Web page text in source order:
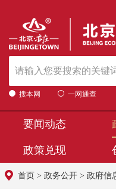
搜本网 一网通查
要闻动态
政策兑现
首页 > 政务公开 > 政府信